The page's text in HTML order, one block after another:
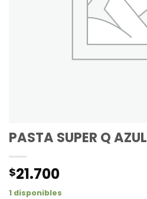
PASTA SUPER Q AZUL
$21.700
1 disponibles